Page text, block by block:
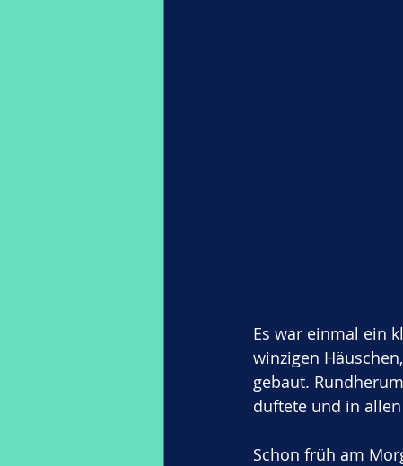
Es war einmal ein
winzigen
gebaut.
duftete und in
Schon früh am